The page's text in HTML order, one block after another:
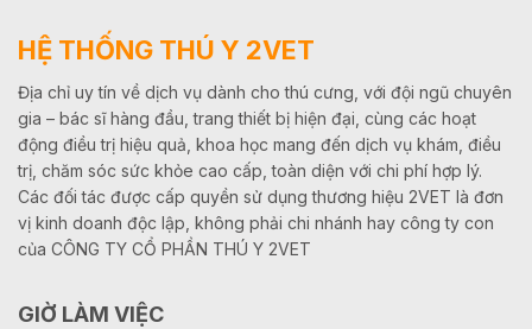
HỆ THỐNG THÚ Y 2VET
Địa chỉ uy tín về dịch vụ dành cho thú cưng, với đội ngũ chuyên
gia – bác sĩ hàng đầu, trang thiết bị hiện đại, cùng các hoạt
động điều trị hiệu quả, khoa học mang đến dịch vụ khám, điều
trị, chăm sóc sức khỏe cao cấp, toàn diện với chi phí hợp lý.
Các đối tác được cấp quyền sử dụng thương hiệu 2VET là đơn
vị kinh doanh độc lập, không phải chi nhánh hay công ty con
của CÔNG TY CỔ PHẦN THÚ Y 2VET
GIỜ LÀM VIỆC